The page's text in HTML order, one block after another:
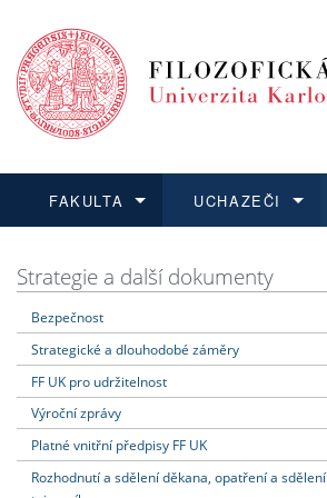
FAKULTA
Dozvědět se více
UCHAZEČI
Podat přihlášku
Dozvědět se více
Dozvědět se více
Dozvědět se více
Strategie a další dokumenty
Bezpečnost
Strategické a dlouhodobé záměry
FF UK pro udržitelnost
Výroční zprávy
Platné vnitřní předpisy FF UK
Rozhodnutí a sdělení děkana, opatření a sdělení